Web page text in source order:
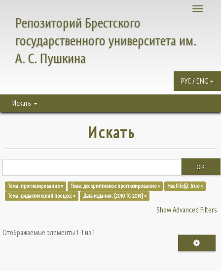
Toggle
Репозиторий Брестского
государственного университета им.
А. С. Пушкина
РУС / ENG
Искать
Искать
OK
Тема: прогнозирование × Тема: дескриптивное прогнозирование ×
Has File(s): true ×
Тема: дидактический процесс ×
Дата издания: [2010 TO 2019] ×
Show Advanced Filters
Отображаемые элементы 1-1 из 1